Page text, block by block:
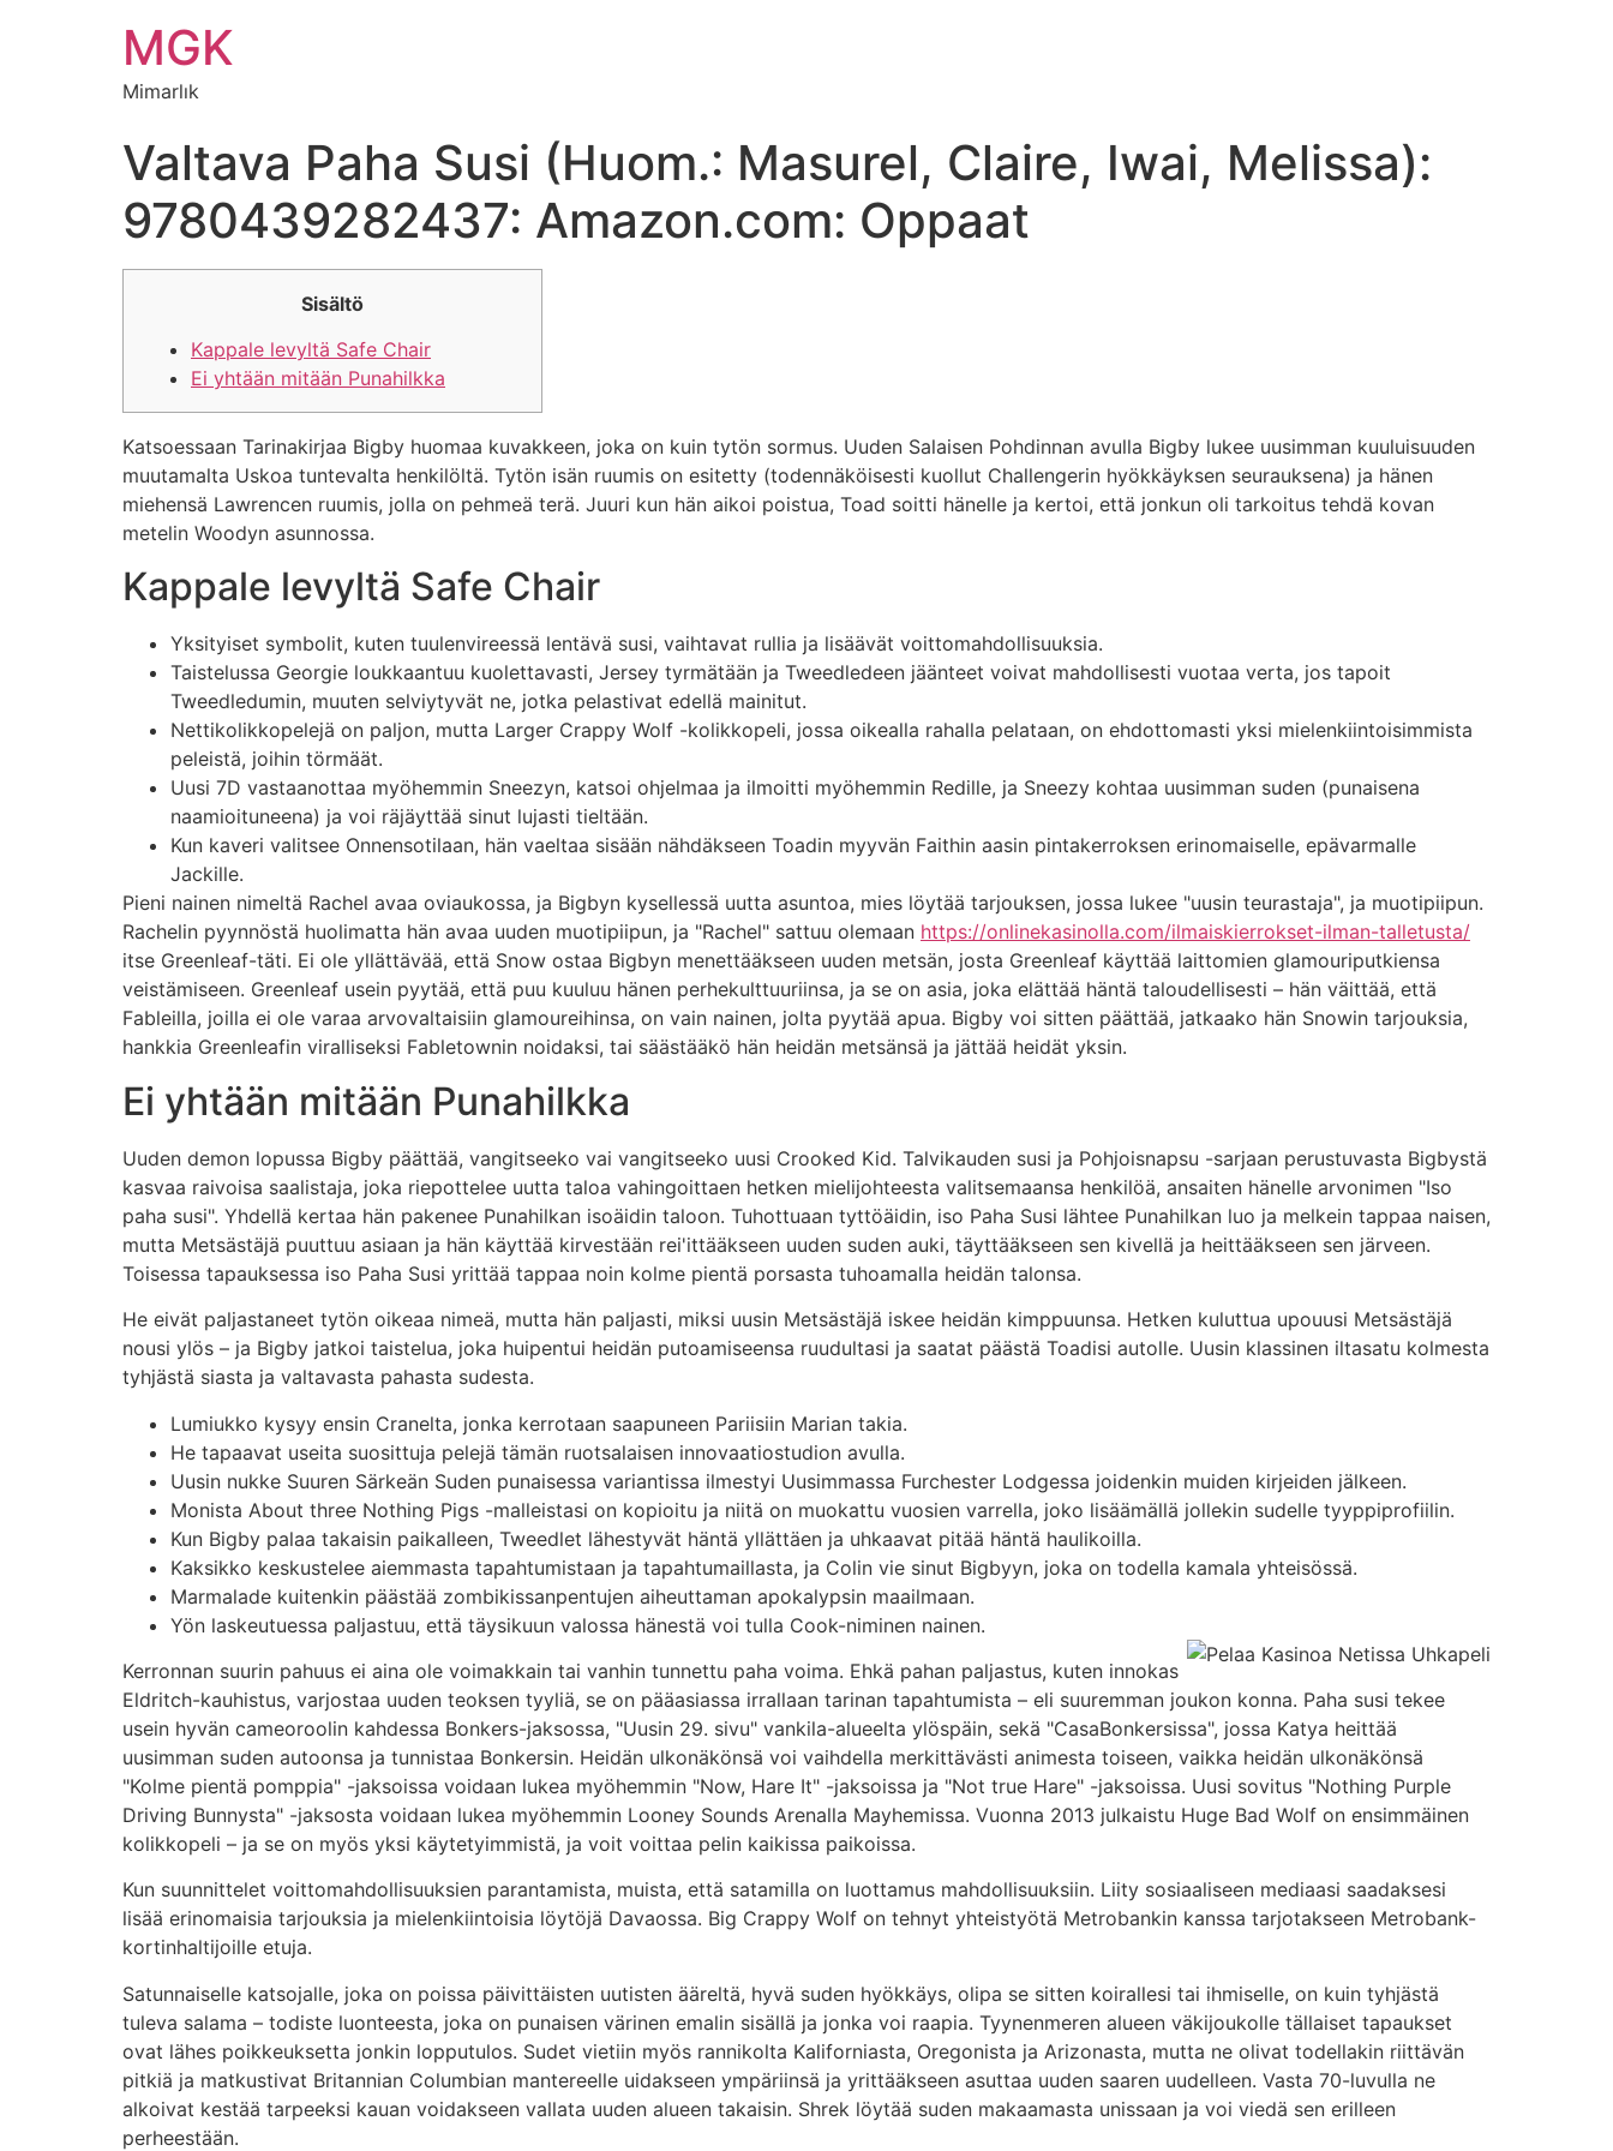
MGK
Mimarlık
Valtava Paha Susi (Huom.: Masurel, Claire, Iwai, Melissa):
9780439282437: Amazon.com: Oppaat
Sisältö
Kappale levyltä Safe Chair
Ei yhtään mitään Punahilkka
Katsoessaan Tarinakirjaa Bigby huomaa kuvakkeen, joka on kuin tytön sormus. Uuden Salaisen Pohdinnan avulla Bigby lukee uusimman kuuluisuuden
muutamalta Uskoa tuntevalta henkilöltä. Tytön isän ruumis on esitetty (todennäköisesti kuollut Challengerin hyökkäyksen seurauksena) ja hänen
miehensä Lawrencen ruumis, jolla on pehmeä terä. Juuri kun hän aikoi poistua, Toad soitti hänelle ja kertoi, että jonkun oli tarkoitus tehdä kovan
metelin Woodyn asunnossa.
Kappale levyltä Safe Chair
Yksityiset symbolit, kuten tuulenvireessä lentävä susi, vaihtavat rullia ja lisäävät voittomahdollisuuksia.
Taistelussa Georgie loukkaantuu kuolettavasti, Jersey tyrmätään ja Tweedledeen jäänteet voivat mahdollisesti vuotaa verta, jos tapoit
Tweedledumin, muuten selviytyvät ne, jotka pelastivat edellä mainitut.
Nettikolikkopelejä on paljon, mutta Larger Crappy Wolf -kolikkopeli, jossa oikealla rahalla pelataan, on ehdottomasti yksi mielenkiintoisimmista
peleistä, joihin törmäät.
Uusi 7D vastaanottaa myöhemmin Sneezyn, katsoi ohjelmaa ja ilmoitti myöhemmin Redille, ja Sneezy kohtaa uusimman suden (punaisena
naamioituneena) ja voi räjäyttää sinut lujasti tieltään.
Kun kaveri valitsee Onnensotilaan, hän vaeltaa sisään nähdäkseen Toadin myyvän Faithin aasin pintakerroksen erinomaiselle, epävarmalle
Jackille.
Pieni nainen nimeltä Rachel avaa oviaukossa, ja Bigbyn kysellessä uutta asuntoa, mies löytää tarjouksen, jossa lukee "uusin teurastaja", ja muotipiipun.
Rachelin pyynnöstä huolimatta hän avaa uuden muotipiipun, ja "Rachel" sattuu olemaan https://onlinekasinolla.com/ilmaiskierrokset-ilman-talletusta/
itse Greenleaf-täti. Ei ole yllättävää, että Snow ostaa Bigbyn menettääkseen uuden metsän, josta Greenleaf käyttää laittomien glamouriputkiensa
veistämiseen. Greenleaf usein pyytää, että puu kuuluu hänen perhekulttuuriinsa, ja se on asia, joka elättää häntä taloudellisesti – hän väittää, että
Fableilla, joilla ei ole varaa arvovaltaisiin glamoureihinsa, on vain nainen, jolta pyytää apua. Bigby voi sitten päättää, jatkaako hän Snowin tarjouksia,
hankkia Greenleafin viralliseksi Fabletownin noidaksi, tai säästääkö hän heidän metsänsä ja jättää heidät yksin.
Ei yhtään mitään Punahilkka
Uuden demon lopussa Bigby päättää, vangitseeko vai vangitseeko uusi Crooked Kid. Talvikauden susi ja Pohjoisnapsu -sarjaan perustuvasta Bigbystä
kasvaa raivoisa saalistaja, joka riepottelee uutta taloa vahingoittaen hetken mielijohteesta valitsemaansa henkilöä, ansaiten hänelle arvonimen "Iso
paha susi". Yhdellä kertaa hän pakenee Punahilkan isoäidin taloon. Tuhottuaan tyttöäidin, iso Paha Susi lähtee Punahilkan luo ja melkein tappaa naisen,
mutta Metsästäjä puuttuu asiaan ja hän käyttää kirvestään rei'ittääkseen uuden suden auki, täyttääkseen sen kivellä ja heittääkseen sen järveen.
Toisessa tapauksessa iso Paha Susi yrittää tappaa noin kolme pientä porsasta tuhoamalla heidän talonsa.
He eivät paljastaneet tytön oikeaa nimeä, mutta hän paljasti, miksi uusin Metsästäjä iskee heidän kimppuunsa. Hetken kuluttua upouusi Metsästäjä
nousi ylös – ja Bigby jatkoi taistelua, joka huipentui heidän putoamiseensa ruudultasi ja saatat päästä Toadisi autolle. Uusin klassinen iltasatu kolmesta
tyhjästä siasta ja valtavasta pahasta sudesta.
Lumiukko kysyy ensin Cranelta, jonka kerrotaan saapuneen Pariisiin Marian takia.
He tapaavat useita suosittuja pelejä tämän ruotsalaisen innovaatiostudion avulla.
Uusin nukke Suuren Särkeän Suden punaisessa variantissa ilmestyi Uusimmassa Furchester Lodgessa joidenkin muiden kirjeiden jälkeen.
Monista About three Nothing Pigs -malleistasi on kopioitu ja niitä on muokattu vuosien varrella, joko lisäämällä jollekin sudelle tyyppiprofiilin.
Kun Bigby palaa takaisin paikalleen, Tweedlet lähestyvät häntä yllättäen ja uhkaavat pitää häntä haulikoilla.
Kaksikko keskustelee aiemmasta tapahtumistaan ​​ja tapahtumaillasta, ja Colin vie sinut Bigbyyn, joka on todella kamala yhteisössä.
Marmalade kuitenkin päästää zombikissanpentujen aiheuttaman apokalypsin maailmaan.
Yön laskeutuessa paljastuu, että täysikuun valossa hänestä voi tulla Cook-niminen nainen.
Kerronnan suurin pahuus ei aina ole voimakkain tai vanhin tunnettu paha voima. Ehkä pahan paljastus, kuten innokas
Eldritch-kauhistus, varjostaa uuden teoksen tyyliä, se on pääasiassa irrallaan tarinan tapahtumista – eli suuremman joukon konna. Paha susi tekee
usein hyvän cameoroolin kahdessa Bonkers-jaksossa, "Uusin 29. sivu" vankila-alueelta ylöspäin, sekä "CasaBonkersissa", jossa Katya heittää
uusimman suden autoonsa ja tunnistaa Bonkersin. Heidän ulkonäkönsä voi vaihdella merkittävästi animesta toiseen, vaikka heidän ulkonäkönsä
"Kolme pientä pomppia" -jaksoissa voidaan lukea myöhemmin "Now, Hare It" -jaksoissa ja "Not true Hare" -jaksoissa. Uusi sovitus "Nothing Purple
Driving Bunnysta" -jaksosta voidaan lukea myöhemmin Looney Sounds Arenalla Mayhemissa. Vuonna 2013 julkaistu Huge Bad Wolf on ensimmäinen
kolikkopeli – ja se on myös yksi käytetyimmistä, ja voit voittaa pelin kaikissa paikoissa.
Kun suunnittelet voittomahdollisuuksien parantamista, muista, että satamilla on luottamus mahdollisuuksiin. Liity sosiaaliseen mediaasi saadaksesi
lisää erinomaisia ​​tarjouksia ja mielenkiintoisia löytöjä Davaossa. Big Crappy Wolf on tehnyt yhteistyötä Metrobankin kanssa tarjotakseen Metrobank-
kortinhaltijoille etuja.
Satunnaiselle katsojalle, joka on poissa päivittäisten uutisten ääreltä, hyvä suden hyökkäys, olipa se sitten koirallesi tai ihmiselle, on kuin tyhjästä
tuleva salama – todiste luonteesta, joka on punaisen värinen emalin sisällä ja jonka voi raapia. Tyynenmeren alueen väkijoukolle tällaiset tapaukset
ovat lähes poikkeuksetta jonkin lopputulos. Sudet vietiin myös rannikolta Kaliforniasta, Oregonista ja Arizonasta, mutta ne olivat todellakin riittävän
pitkiä ja matkustivat Britannian Columbian mantereelle uidakseen ympäriinsä ja yrittääkseen asuttaa uuden saaren uudelleen. Vasta 70-luvulla ne
alkoivat kestää tarpeeksi kauan voidakseen vallata uuden alueen takaisin. Shrek löytää suden makaamasta unissaan ja voi viedä sen erilleen
perheestään.